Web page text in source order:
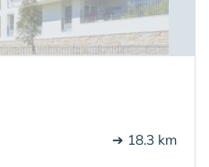
➔ 18.3 km